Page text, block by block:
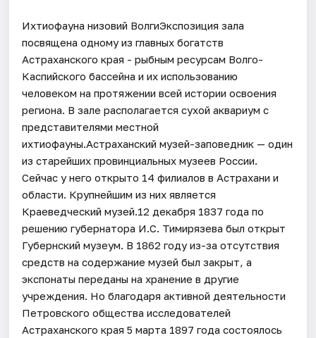
Ихтиофауна низовий ВолгиЭкспозиция зала
посвящена одному из главных богатств
Астраханского края - рыбным ресурсам Волго-
Каспийского бассейна и их использованию
человеком на протяжении всей истории освоения
региона. В зале располагается сухой аквариум с
представителями местной
ихтиофауны.Астраханский музей-заповедник — один
из старейших провинциальных музеев России.
Сейчас у него открыто 14 филиалов в Астрахани и
области. Крупнейшим из них является
Краеведческий музей.12 декабря 1837 года по
решению губернатора И.С. Тимирязева был открыт
Губернский музеум. В 1862 году из-за отсутствия
средств на содержание музей был закрыт, а
экспонаты переданы на хранение в другие
учреждения. Но благодаря активной деятельности
Петровского общества исследователей
Астраханского края 5 марта 1897 года состоялось